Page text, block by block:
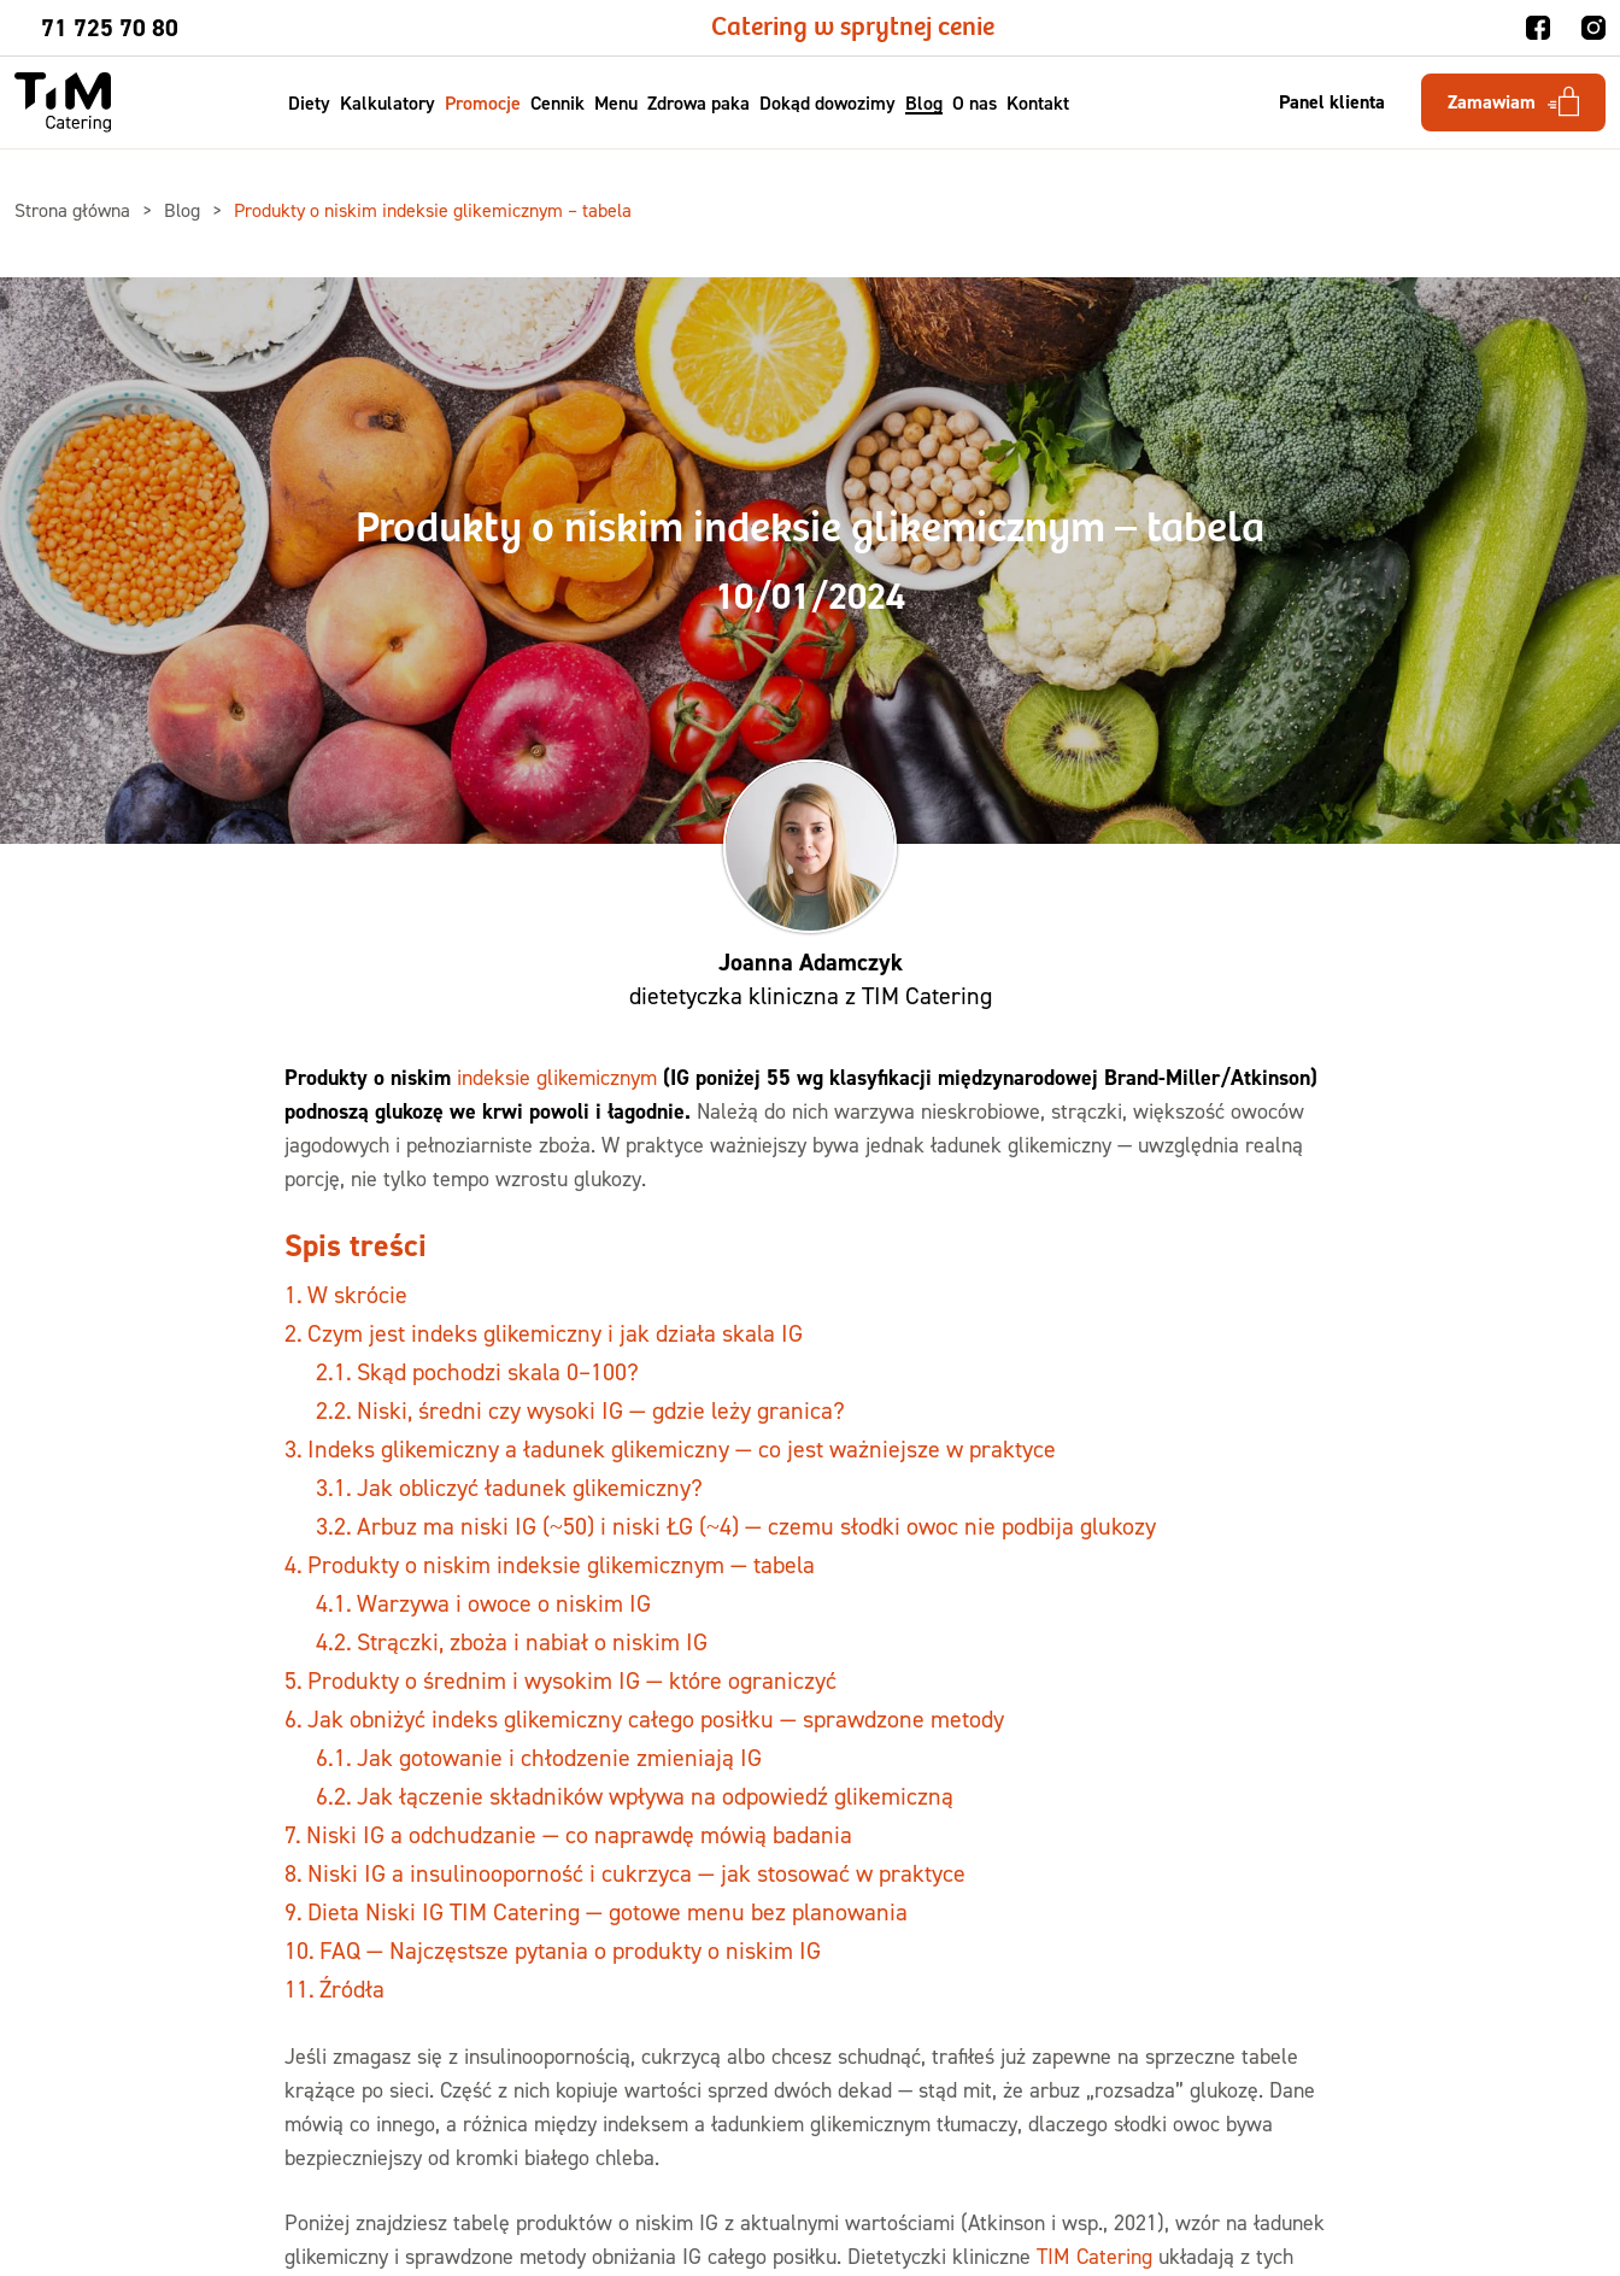
71 725 70 80 Catering w sprytnej cenie
Panel klienta Zamawiam
Diety Kalkulatory Promocje Cennik Menu Zdrowa paka Dokąd dowozimy Blog O nas Kontakt
Sprawdź
Strona główna Blog Produkty o niskim indeksie glikemicznym – tabela
Produkty o niskim indeksie glikemicznym – tabela
10/01/2024
Joanna Adamczyk
dietetyczka kliniczna z TIM Catering
Produkty o niskim indeksie glikemicznym (IG poniżej 55 wg klasyfikacji międzynarodowej Brand-Miller/Atkinson)
podnoszą glukozę we krwi powoli i łagodnie. Należą do nich warzywa nieskrobiowe, strączki, większość owoców
jagodowych i pełnoziarniste zboża. W praktyce ważniejszy bywa jednak ładunek glikemiczny — uwzględnia realną
porcję, nie tylko tempo wzrostu glukozy.
Spis treści
W skrócie
Czym jest indeks glikemiczny i jak działa skala IG
Skąd pochodzi skala 0–100?
Niski, średni czy wysoki IG — gdzie leży granica?
Indeks glikemiczny a ładunek glikemiczny — co jest ważniejsze w praktyce
Jak obliczyć ładunek glikemiczny?
Arbuz ma niski IG (~50) i niski ŁG (~4) — czemu słodki owoc nie podbija glukozy
Produkty o niskim indeksie glikemicznym — tabela
Warzywa i owoce o niskim IG
Strączki, zboża i nabiał o niskim IG
Produkty o średnim i wysokim IG — które ograniczyć
Jak obniżyć indeks glikemiczny całego posiłku — sprawdzone metody
Jak gotowanie i chłodzenie zmieniają IG
Jak łączenie składników wpływa na odpowiedź glikemiczną
Niski IG a odchudzanie — co naprawdę mówią badania
Niski IG a insulinooporność i cukrzyca — jak stosować w praktyce
Dieta Niski IG TIM Catering — gotowe menu bez planowania
FAQ — Najczęstsze pytania o produkty o niskim IG
Źródła
Jeśli zmagasz się z insulinoopornością, cukrzycą albo chcesz schudnąć, trafiłeś już zapewne na sprzeczne tabele
krążące po sieci. Część z nich kopiuje wartości sprzed dwóch dekad — stąd mit, że arbuz „rozsadza” glukozę. Dane
mówią co innego, a różnica między indeksem a ładunkiem glikemicznym tłumaczy, dlaczego słodki owoc bywa
bezpieczniejszy od kromki białego chleba.
Poniżej znajdziesz tabelę produktów o niskim IG z aktualnymi wartościami (Atkinson i wsp., 2021), wzór na ładunek
glikemiczny i sprawdzone metody obniżania IG całego posiłku. Dietetyczki kliniczne TIM Catering układają z tych